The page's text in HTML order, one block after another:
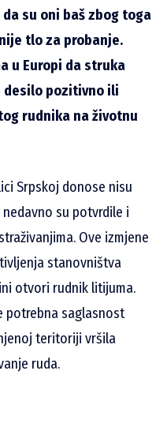
su oni baš zbog toga
tlo za probanje.
u Europi da struka
desilo pozitivno ili
rudnika na životnu
Srpskoj donose nisu
su potvrdile i
Ove izmjene
stanovništva
otvori rudnik litijuma.
potrebna saglasnost
teritoriji vršila
ruda.